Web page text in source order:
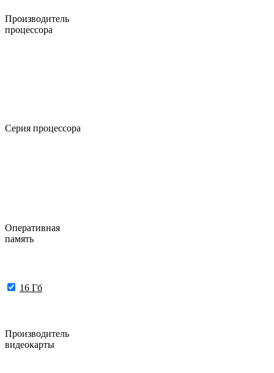
Производитель
процессора
Серия процессора
Оперативная
память
16 Гб
Производитель
видеокарты